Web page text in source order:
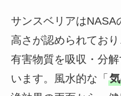
サンスベリアはNASA
高さが認められてお
有害物質を吸収・分
います。風水的な「